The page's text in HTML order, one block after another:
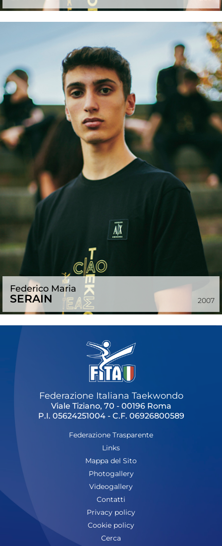
Federico Maria
SERAIN 2007
Federazione Italiana Taekwondo
Viale Tiziano, 70 - 00196 Roma
P.I. 05624251004 - C.F. 06926800589
Federazione Trasparente
Links
Mappa del Sito
Photogallery
Videogallery
Contatti
Privacy policy
Cookie policy
Cerca